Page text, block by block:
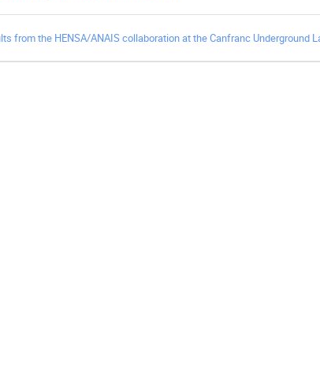
from the HENSA/ANAIS collaboration at the Canfranc Underground